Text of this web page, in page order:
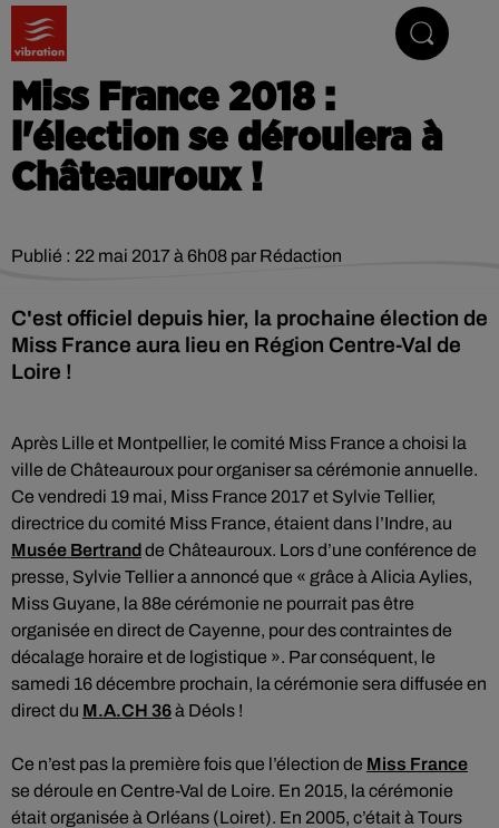
Miss France 2018 :
l'élection se déroulera à
Châteauroux !
Publié : 22 mai 2017 à 6h08 par Rédaction
C'est officiel depuis hier, la prochaine élection de
Miss France aura lieu en Région Centre-Val de
Loire !
Après Lille et Montpellier, le comité Miss France a choisi la
ville de Châteauroux pour organiser sa cérémonie annuelle.
Ce vendredi 19 mai, Miss France 2017 et Sylvie Tellier,
directrice du comité Miss France, étaient dans l’Indre, au
Musée Bertrandde Châteauroux. Lors d’une conférence de
presse, Sylvie Tellier a annoncé que « grâce à Alicia Aylies,
Miss Guyane, la 88e cérémonie ne pourrait pas être
organisée en direct de Cayenne, pour des contraintes de
décalage horaire et de logistique ». Par conséquent, le
samedi 16 décembre prochain, la cérémonie sera diffusée en
direct du M.A.CH 36à Déols !
Ce n’est pas la première fois que l’élection de Miss France
se déroule en Centre-Val de Loire. En 2015, la cérémonie
était organisée à Orléans (Loiret). En 2005, c’était à Tours